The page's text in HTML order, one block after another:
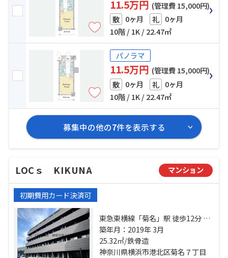
11.5万円 (管理費 15,000円)
敷 0ヶ月 礼 0ヶ月
10階 / 1K / 22.47㎡
パノラマ
11.5万円 (管理費 15,000円)
敷 0ヶ月 礼 0ヶ月
10階 / 1K / 22.47㎡
募集中の他の7件を表示する
LOCｓ KIKUNA マンション
初期費用カード決済可
東急東横線「菊名」駅 徒歩12分 横
浜線「新横浜」駅 徒歩19分 東急新
横浜線「新横浜」駅 徒歩19分
築年月：2019年 3月
25.32㎡/鉄骨造
神奈川県横浜市港北区菊名７丁目